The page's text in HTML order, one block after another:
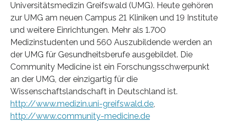
Universitätsmedizin Greifswald (UMG). Heute gehören
zur UMG am neuen Campus 21 Kliniken und 19 Institute
und weitere Einrichtungen. Mehr als 1.700
Medizinstudenten und 560 Auszubildende werden an
der UMG für Gesundheitsberufe ausgebildet. Die
Community Medicine ist ein Forschungsschwerpunkt
an der UMG, der einzigartig für die
Wissenschaftslandschaft in Deutschland ist.
http://www.medizin.uni-greifswald.de,
http://www.community-medicine.de